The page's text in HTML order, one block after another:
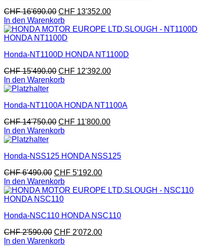
CHF16'690.00 CHF 13'352.00
In den Warenkorb
Honda-NT1100D HONDA NT1100D
CHF15'490.00 CHF 12'392.00
In den Warenkorb
Honda-NT1100A HONDA NT1100A
CHF14'750.00 CHF 11'800.00
In den Warenkorb
Honda-NSS125 HONDA NSS125
CHF6'490.00 CHF 5'192.00
In den Warenkorb
Honda-NSC110 HONDA NSC110
CHF2'590.00 CHF 2'072.00
In den Warenkorb